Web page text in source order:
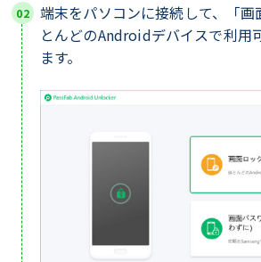
端末をパソコンに接続して、「
とんどのAndroidデバイスで利用
ます。